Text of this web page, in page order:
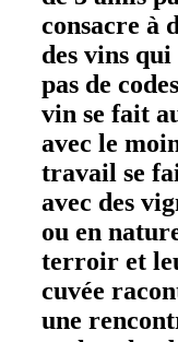
consacre à
des vins
pas de
vin se fait
avec le
travail se
avec des
ou en
terroir et
cuvée
une